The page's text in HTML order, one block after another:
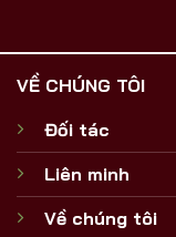
VỀ CHÚNG TÔI
Đối tác
Liên minh
Về chúng tôi